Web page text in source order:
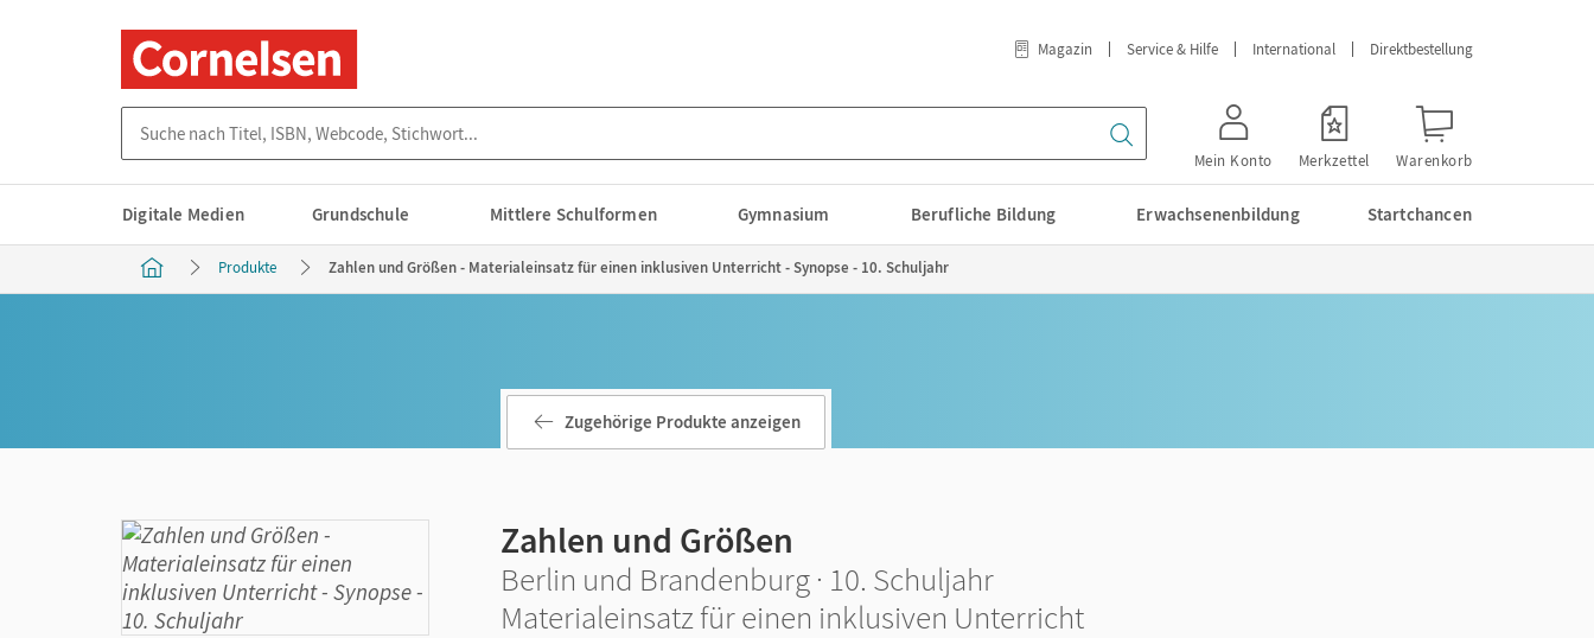
Magazin Service & Hilfe International Direktbestellung
Mein Konto Merkzettel Warenkorb
Digitale Medien Grundschule Mittlere Schulformen Gymnasium Berufliche Bildung Erwachsenenbildung Startchancen
Produkte Zahlen und Größen - Materialeinsatz für einen inklusiven Unterricht - Synopse - 10. Schuljahr
Zugehörige Produkte anzeigen
Zahlen und Größen
Berlin und Brandenburg · 10. Schuljahr
Materialeinsatz für einen inklusiven Unterricht